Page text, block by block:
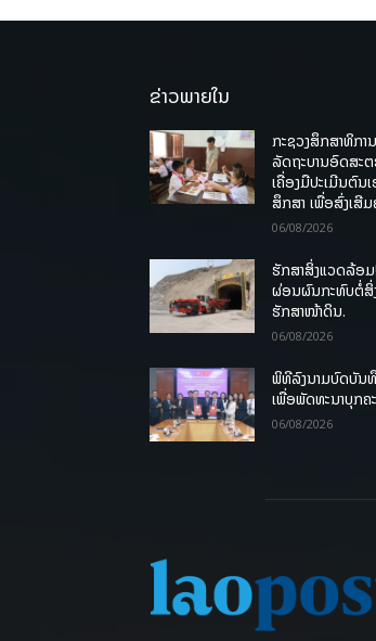
ຂ່າວພາຍໃນ
ກະຊວງສຶກສາທິກ
ລັດຖະບານອົດສະຕ
ເຄື່ອງມືປະເມີນຕົນ
ສຶກສາ ເພື່ອສົ່ງເສີ
06/08/2026
ຮັກສາສິ່ງແວດລ້ອ
ຜ່ອນຜົນກະທົບຕໍ່
ຮັກສາໜ້າດິນ.
06/08/2026
ພິທີລົງນາມບົດບັນ
ເພື່ອພັດທະນາບຸກ
06/08/2026